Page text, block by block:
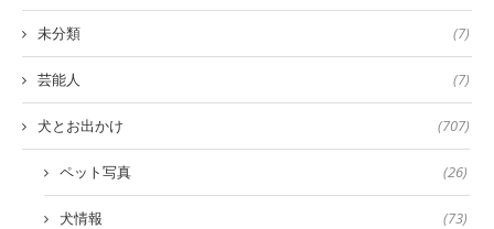
未分類 (7)
芸能人 (7)
犬とお出かけ (707)
ペット写真 (26)
犬情報 (73)